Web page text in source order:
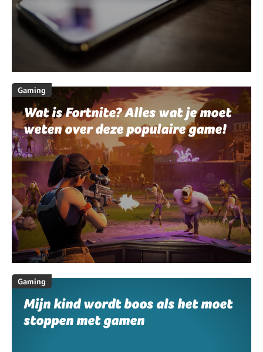
Gaming
Wat is Fortnite? Alles wat je moet
weten over deze populaire game!
Gaming
Mijn kind wordt boos als het moet
stoppen met gamen